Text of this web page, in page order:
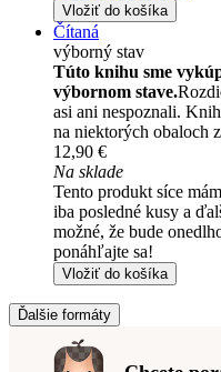
Vložiť do košíka
Čítaná
výborný stav
Túto knihu sme
výbornom stave.
asi ani nespoznali.
na niektorých obaloch
12,90 €
Na sklade
Tento produkt síce
iba posledné kusy a
možné, že bude
ponáhľajte sa!
Vložiť do košíka
Ďalšie formáty